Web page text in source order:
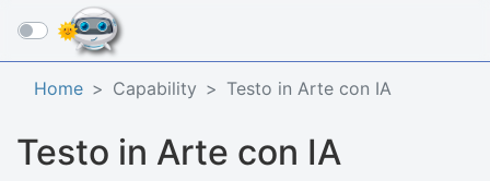
☰
Home Capability Testo in Arte con IA
Testo in Arte con IA